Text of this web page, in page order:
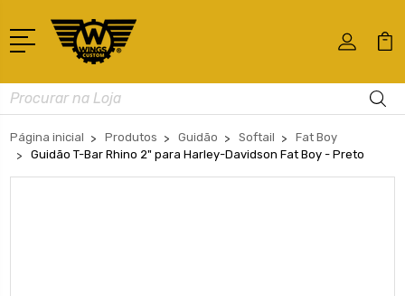
Busca
Página inicial Produtos Guidão Softail
Fat Boy
Guidão T-Bar Rhino 2" para Harley-Davidson Fat Boy - Preto